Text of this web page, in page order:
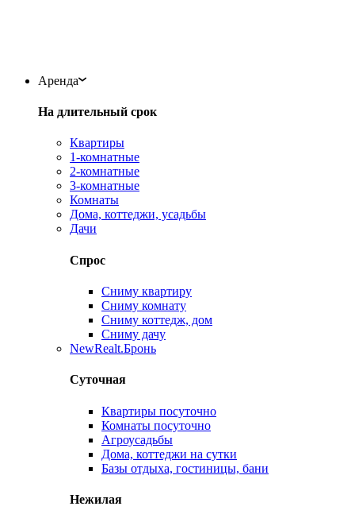
Аренда
На длительный срок
Квартиры
1-комнатные
2-комнатные
3-комнатные
Комнаты
Дома, коттеджи, усадьбы
Дачи
Спрос
Сниму квартиру
Сниму комнату
Сниму коттедж, дом
Сниму дачу
NewRealt.Бронь
Суточная
Квартиры посуточно
Комнаты посуточно
Агроусадьбы
Дома, коттеджи на сутки
Базы отдыха, гостиницы, бани
Нежилая